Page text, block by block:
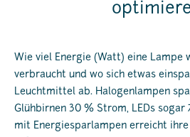
Wie viel Energie (Watt) eine Lampe
verbraucht und wo sich etwas
Leuchtmittel ab. Halogenlampen
Glühbirnen 30 % Strom, LEDs sogar
mit Energiesparlampen erreicht